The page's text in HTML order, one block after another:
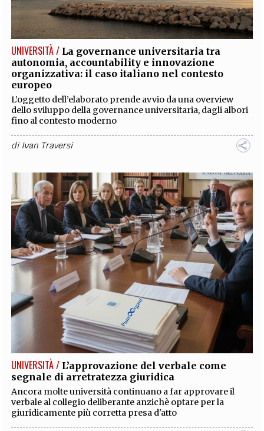
EXTRA
CODICI RUBRICHE LIBRI PROCEEDINGS PUBBLICITÀ CONTATTI
SOCIAL MEDIA
UNIVERSITÀ / La governance universitaria tra
autonomia, accountability e innovazione
organizzativa: il caso italiano nel contesto
europeo
L’oggetto dell’elaborato prende avvio da una overview
dello sviluppo della governance universitaria, dagli albori
fino al contesto moderno
di Ivan Traversi
UNIVERSITÀ / L’approvazione del verbale come
segnale di arretratezza giuridica
Ancora molte università continuano a far approvare il
verbale al collegio deliberante anzichè optare per la
giuridicamente più corretta presa d'atto